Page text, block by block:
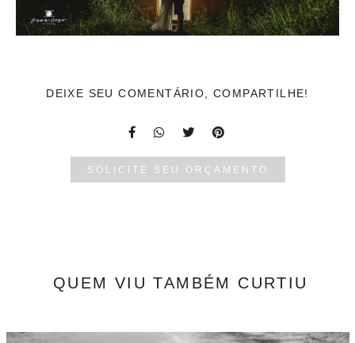
DEIXE SEU COMENTÁRIO, COMPARTILHE!
SOLICITE SEU ORÇAMENTO
QUEM VIU TAMBÉM CURTIU